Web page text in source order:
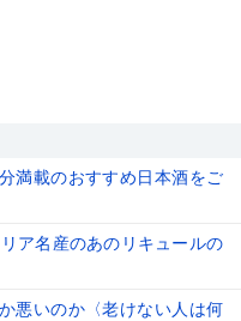
満載のおすすめ日本酒をご
ア名産のあのリキュールの
悪いのか〈老けない人は何